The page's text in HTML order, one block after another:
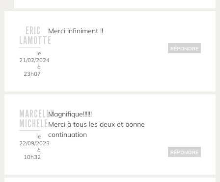
ERIC
LAMOTTE
le
21/02/2024
à
23h07
Merci infiniment !!
RÉPONDRE
MARCELLY
MICHELE
le
22/09/2023
à
10h32
Magnifique!!!!!!
Merci à tous les deux et bonne
continuation
RÉPONDRE